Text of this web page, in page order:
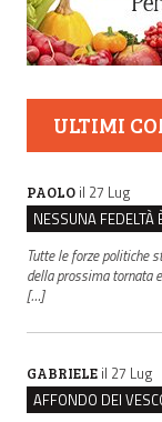
ULTIMI
PAOLO il 27 Lug
NESSUNA FEDELTÀ
Tutte le forze politiche
della prossima tornata
[…]
GABRIELE il 27 Lug